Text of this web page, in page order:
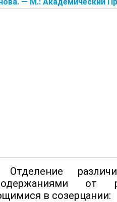
от
в созерцании: